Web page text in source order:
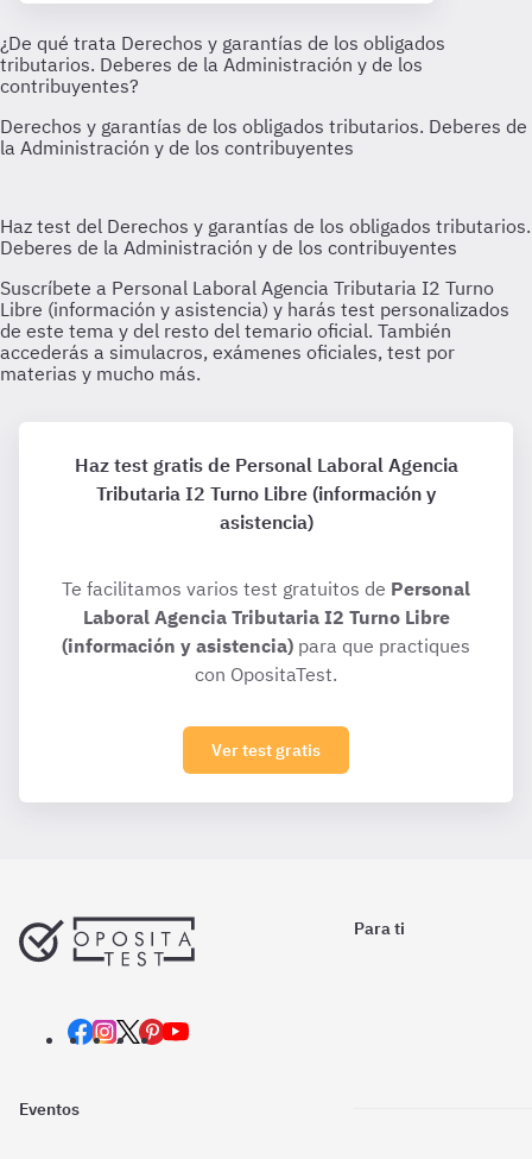
Haz test gratis de Personal Laboral Agencia
Tributaria I2 Turno Libre (información y
asistencia)
Te facilitamos varios test gratuitos de Personal
Laboral Agencia Tributaria I2 Turno Libre
(información y asistencia) para que practiques
con OpositaTest.
Ver test gratis
Para ti
Eventos